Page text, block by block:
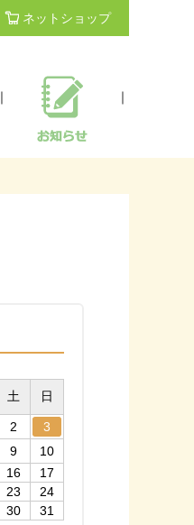
ネットショップ
｜ ｜
土 日
2
3
9
10
16
17
23
24
30 31